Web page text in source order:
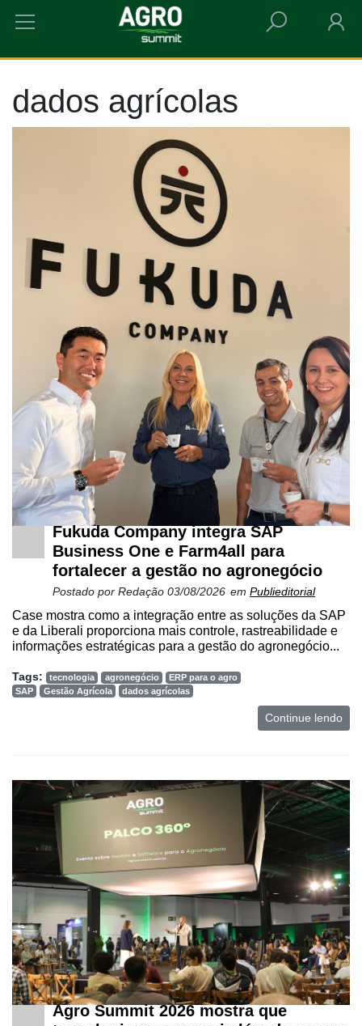
HOME DADOS AGRÍCOLAS
dados agrícolas
Fukuda Company integra SAP
Business One e Farm4all para
fortalecer a gestão no agronegócio
Postado por Redação 03/08/2026 em Publieditorial
Case mostra como a integração entre as soluções da SAP
e da Liberali proporciona mais controle, rastreabilidade e
informações estratégicas para a gestão do agronegócio...
Tags: tecnologia agronegócio
ERP para o agro
SAP
Gestão Agrícola dados agrícolas
Continue lendo
Agro Summit 2026 mostra que